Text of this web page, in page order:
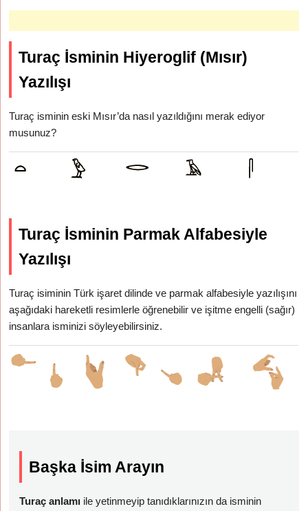
Turaç İsminin Hiyeroglif (Mısır)
Yazılışı
Turaç isminin eski Mısır’da nasıl yazıldığını merak ediyor
musunuz?
Turaç İsminin Parmak Alfabesiyle
Yazılışı
Turaç isiminin Türk işaret dilinde ve parmak alfabesiyle yazılışını
aşağıdaki hareketli resimlerle öğrenebilir ve işitme engelli (sağır)
insanlara isminizi söyleyebilirsiniz.
Başka İsim Arayın
Turaç anlamı ile yetinmeyip tanıdıklarınızın da isminin